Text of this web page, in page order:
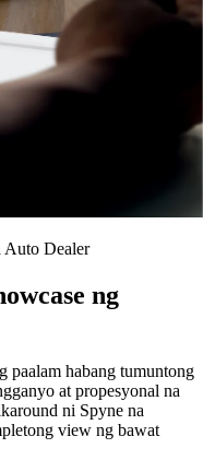
Auto Dealer
ng
paalam habang tumuntong
at propesyonal na
ni Spyne na
view ng bawat